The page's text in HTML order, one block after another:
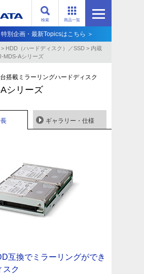
商品一覧
検索
別企画・最新Topicsはこちら ＞
> HDD（ハードディスク）／SSD > 内蔵
MDS-Aシリーズ
搭載ミラーリングハードディスク
シリーズ
ギャラリー・仕様
互換でミラーリングができ
スク